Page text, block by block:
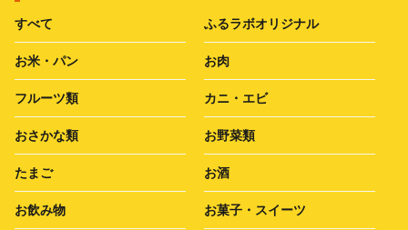
すべて ふるラボオリジナル
お米・パン お肉
フルーツ類 カニ・エビ
おさかな類 お野菜類
たまご お酒
お飲み物 お菓子・スイーツ